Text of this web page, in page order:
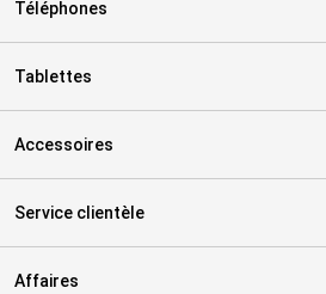
Téléphones
Tablettes
Accessoires
Service clientèle
Affaires